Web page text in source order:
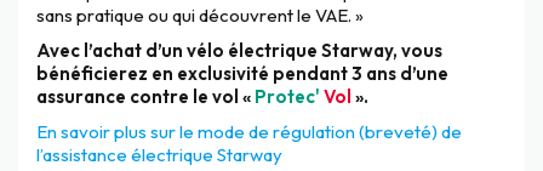
sans pratique ou qui découvrent le VAE. »
Avec l’achat d’un vélo électrique Starway, vous
bénéficierez en exclusivité pendant 3 ans d’une
assurance contre le vol « Protec' Vol ».
En savoir plus sur le mode de régulation (breveté) de
l’assistance électrique Starway